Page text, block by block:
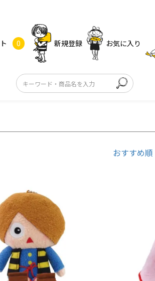
0 新規登録 お気に入り
おすすめ順